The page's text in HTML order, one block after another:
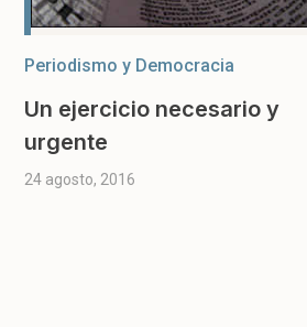
Periodismo y Democracia
Un ejercicio necesario y
urgente
24 agosto, 2016